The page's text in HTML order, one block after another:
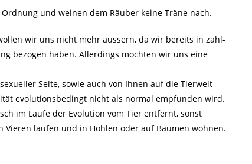
und weinen dem Räuber keine Träne nach.
wir uns nicht mehr äussern, da wir bereits in zahl-
bezogen haben. Allerdings möchten wir uns eine
Seite, sowie auch von Ihnen auf die Tierwelt
evolutionsbedingt nicht als normal empfunden wird.
im Laufe der Evolution vom Tier entfernt, sonst
Vieren laufen und in Höhlen oder auf Bäumen wohnen.